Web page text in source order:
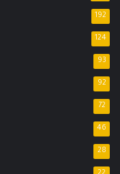
192
124
93
92
72
46
28